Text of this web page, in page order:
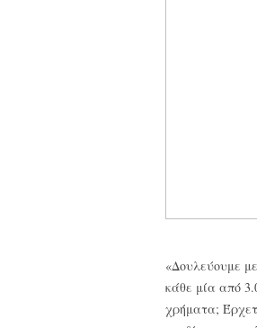
«Δουλεύουμε
κάθε μία από
χρήματα;